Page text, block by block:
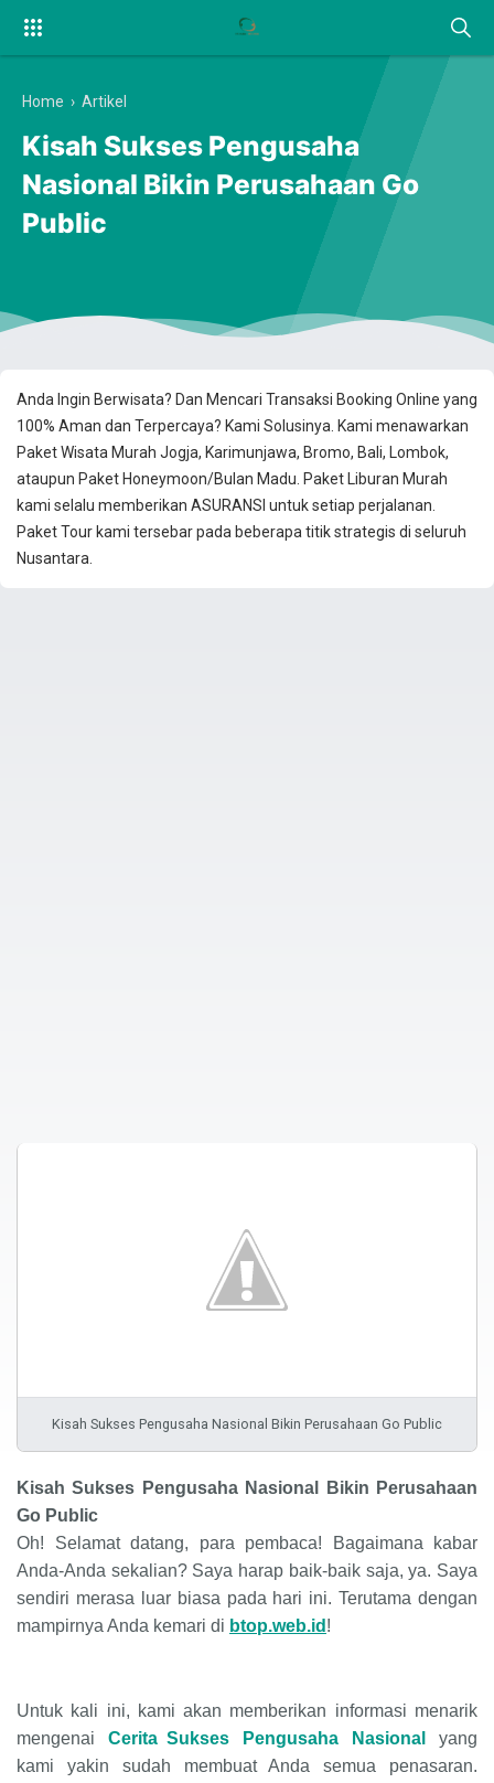
Anda Ingin Berwisata? Dan Mencari Transaksi Booking Online yang
100% Aman dan Terpercaya? Kami Solusinya. Kami menawarkan
Paket Wisata Murah Jogja, Karimunjawa, Bromo, Bali, Lombok,
ataupun Paket Honeymoon/Bulan Madu. Paket Liburan Murah
kami selalu memberikan ASURANSI untuk setiap perjalanan.
Paket Tour kami tersebar pada beberapa titik strategis di seluruh
Nusantara.
Home › Artikel
Kisah Sukses Pengusaha
Nasional Bikin Perusahaan Go
Public
Kisah Sukses Pengusaha Nasional Bikin Perusahaan Go Public
Kisah Sukses Pengusaha Nasional Bikin Perusahaan
Go Public
Oh! Selamat datang, para pembaca! Bagaimana kabar
Anda-Anda sekalian? Saya harap baik-baik saja, ya. Saya
sendiri merasa luar biasa pada hari ini. Terutama dengan
mampirnya Anda kemari di btop.web.id !
Untuk kali ini, kami akan memberikan informasi menarik
mengenai Cerita Sukses Pengusaha Nasional
yang
kami yakin sudah membuat Anda semua penasaran.